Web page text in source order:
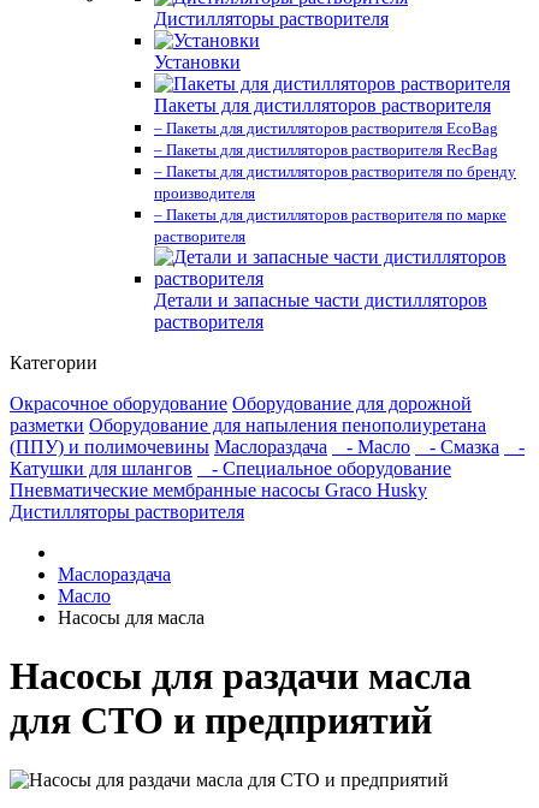
Дистилляторы растворителя
Установки
Пакеты для дистилляторов растворителя
– Пакеты для дистилляторов растворителя EcoBag
– Пакеты для дистилляторов растворителя RecBag
– Пакеты для дистилляторов растворителя по бренду
производителя
– Пакеты для дистилляторов растворителя по марке
растворителя
Детали и запасные части дистилляторов
растворителя
Категории
Окрасочное оборудование Оборудование для дорожной
разметки Оборудование для напыления пенополиуретана
(ППУ) и полимочевины Маслораздача - Масло - Смазка
-
Катушки для шлангов
- Специальное оборудование
Пневматические мембранные насосы Graco Husky
Дистилляторы растворителя
Маслораздача
Масло
Насосы для масла
Насосы для раздачи масла
для СТО и предприятий